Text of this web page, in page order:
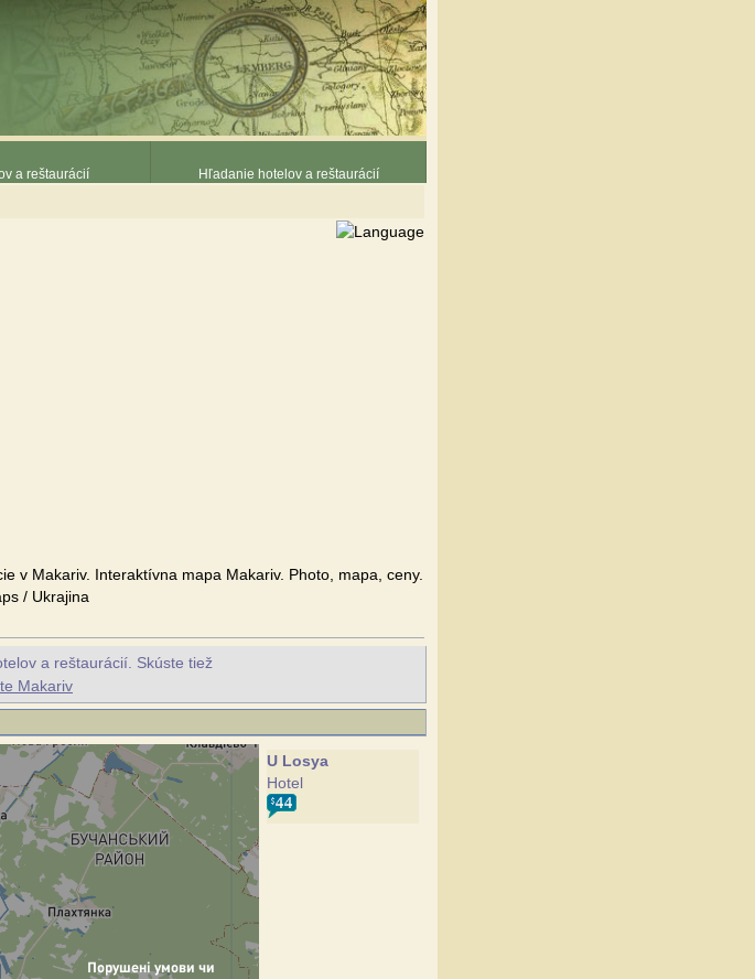
a reštaurácií Hľadanie hotelov a reštaurácií
v Makariv. Interaktívna mapa Makariv. Photo, mapa, ceny.
/ Ukrajina
a reštaurácií. Skúste tiež
Makariv
U Losya
Hotel